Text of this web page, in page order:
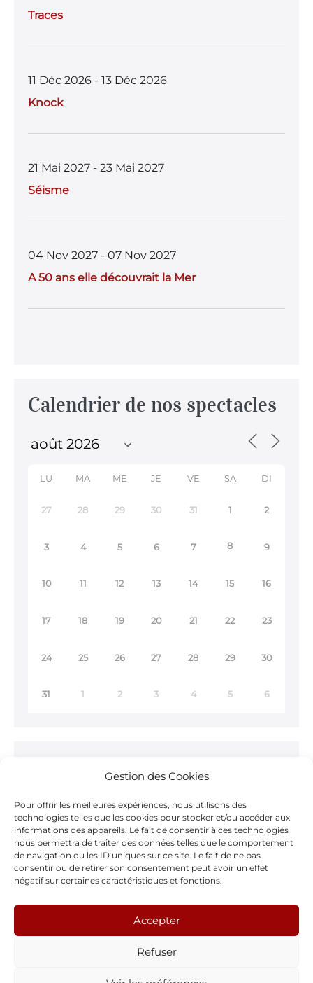
Gestion des Cookies
Pour offrir les meilleures expériences, nous utilisons des
technologies telles que les cookies pour stocker et/ou accéder aux
informations des appareils. Le fait de consentir à ces technologies
nous permettra de traiter des données telles que le comportement
de navigation ou les ID uniques sur ce site. Le fait de ne pas
consentir ou de retirer son consentement peut avoir un effet
négatif sur certaines caractéristiques et fonctions.
Accepter
Refuser
Traces
11 Déc 2026 - 13 Déc 2026
Knock
21 Mai 2027 - 23 Mai 2027
Séisme
04 Nov 2027 - 07 Nov 2027
A 50 ans elle découvrait la Mer
Calendrier de nos spectacles
LU MA ME JE VE SA DI
27 28 29 30 31 1 2
3 4 5 6 7 8 9
10 11 12 13 14 15 16
17 18 19 20 21 22 23
24 25 26 27 28 29 30
31 1 2 3 4 5 6
Ne ratez rien !
Inscrivez-vous à notreNewsletter >
Notre page Facebook
a